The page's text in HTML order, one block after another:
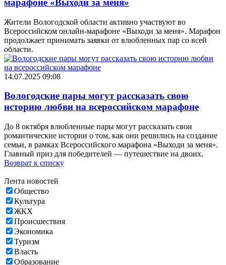
марафоне «Выходи за меня»
Жители Вологодской области активно участвуют во
Всероссийском онлайн-марафоне «Выходи за меня». Марафон
продолжает принимать заявки от влюбленных пар со всей
области.
14.07.2025 09:08
Вологодские пары могут рассказать свою
историю любви на всероссийском марафоне
До 8 октября влюбленные пары могут рассказать свои
романтические истории о том, как они решились на создание
семьи, в рамках Всероссийского марафона «Выходи за меня».
Главный приз для победителей — путешествие на двоих.
Возврат к списку
Лента новостей
Общество
Культура
ЖКХ
Происшествия
Экономика
Туризм
Власть
Образование